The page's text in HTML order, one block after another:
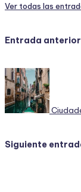
Ver todas las
de
entradas
Entrada anterior
Siguiente